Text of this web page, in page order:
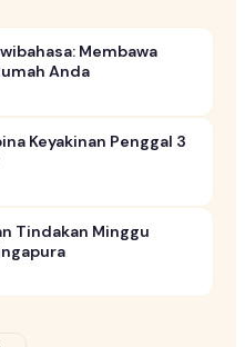
Membawa
Anda
Keyakinan Penggal 3
Tindakan Minggu